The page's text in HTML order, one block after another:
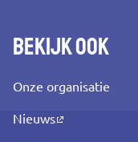
Bekijk ook
Onze organisatie
Nieuws